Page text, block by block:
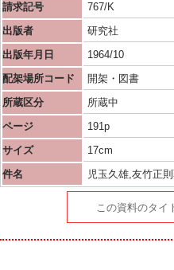
請求記号
767/K
出版者
研究社
出版年月日
1964/10
配架場所コード
開架・図書
所蔵区分
所蔵中
ページ
191p
サイズ
17cm
件名
児玉久雄,友竹正
この資料のタイ